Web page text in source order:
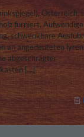
Österreich,
furniert, Aufwendige
schwenkbare
an angedeuteten
abgeschrägter
[…]